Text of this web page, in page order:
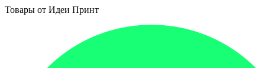
Товары от Идеи Принт